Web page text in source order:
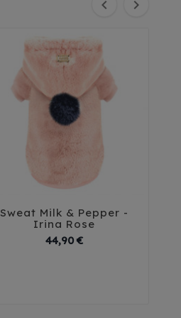
 
  
Sweat Milk & Pepper -
Irina Rose
44,90 €Prix